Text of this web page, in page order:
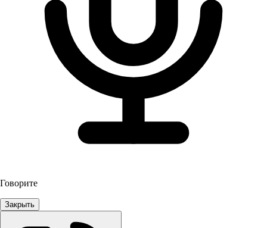
Говорите
Закрыть